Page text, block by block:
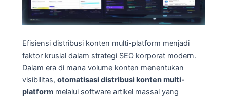
Efisiensi distribusi konten multi-platform menjadi
faktor krusial dalam strategi SEO korporat modern.
Dalam era di mana volume konten menentukan
visibilitas, otomatisasi distribusi konten multi-
platform melalui software artikel massal yang